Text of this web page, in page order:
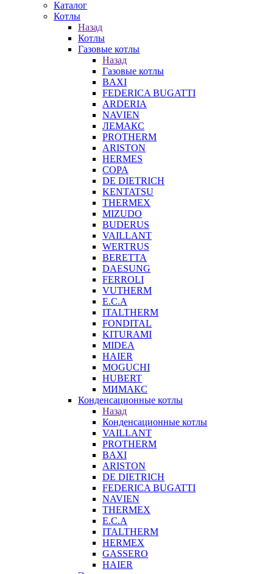
Каталог
Котлы
Назад
Котлы
Газовые котлы
Назад
Газовые котлы
BAXI
FEDERICA BUGATTI
ARDERIA
NAVIEN
ЛЕМАКС
PROTHERM
ARISTON
HERMES
COPA
DE DIETRICH
KENTATSU
THERMEX
MIZUDO
BUDERUS
VAILLANT
WERTRUS
BERETTA
DAESUNG
FERROLI
VUTHERM
E.C.A
ITALTHERM
FONDITAL
KITURAMI
MIDEA
HAIER
MOGUCHI
HUBERT
МИМАКС
Конденсационные котлы
Назад
Конденсационные котлы
VAILLANT
PROTHERM
BAXI
ARISTON
DE DIETRICH
FEDERICA BUGATTI
NAVIEN
THERMEX
E.C.A
ITALTHERM
HERMEX
GASSERO
HAIER